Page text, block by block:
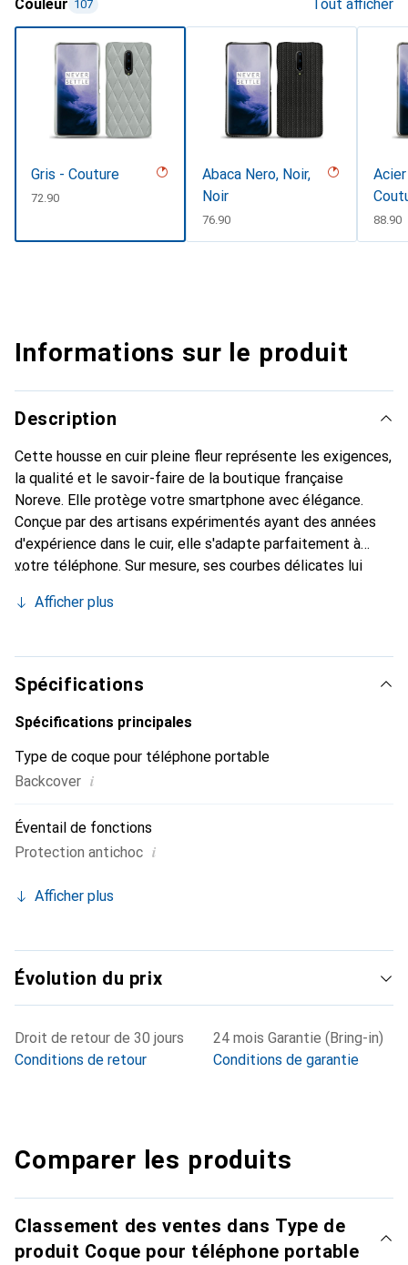
Couleur 107 Tout afficher
Gris - Couture
CHF
72.90
Abaca Nero, Noir,
Noir
CHF
76.90 CHF
88.90
Informations sur le produit
Description
Cette housse en cuir pleine fleur représente les exigences,
la qualité et le savoir-faire de la boutique française
Noreve. Elle protège votre smartphone avec élégance.
Conçue par des artisans expérimentés ayant des années
d'expérience dans le cuir, elle s'adapte parfaitement à
votre téléphone. Sur mesure, ses courbes délicates lui
l'accessoire chic et indispensable pour votre smartphone.
haute qualité, la marque Noreve est un choix fiable pour
une clientèle exigeante.
Afficher plus
Spécifications
Spécifications principales
Type de coque pour téléphone portable
Backcover i
Éventail de fonctions
Protection antichoc i
Afficher plus
Évolution du prix
Droit de retour de 30 jours
Conditions de retour
24 mois Garantie (Bring-in)
Conditions de garantie
Comparer les produits
Classement des ventes dans Type de
produit Coque pour téléphone portable